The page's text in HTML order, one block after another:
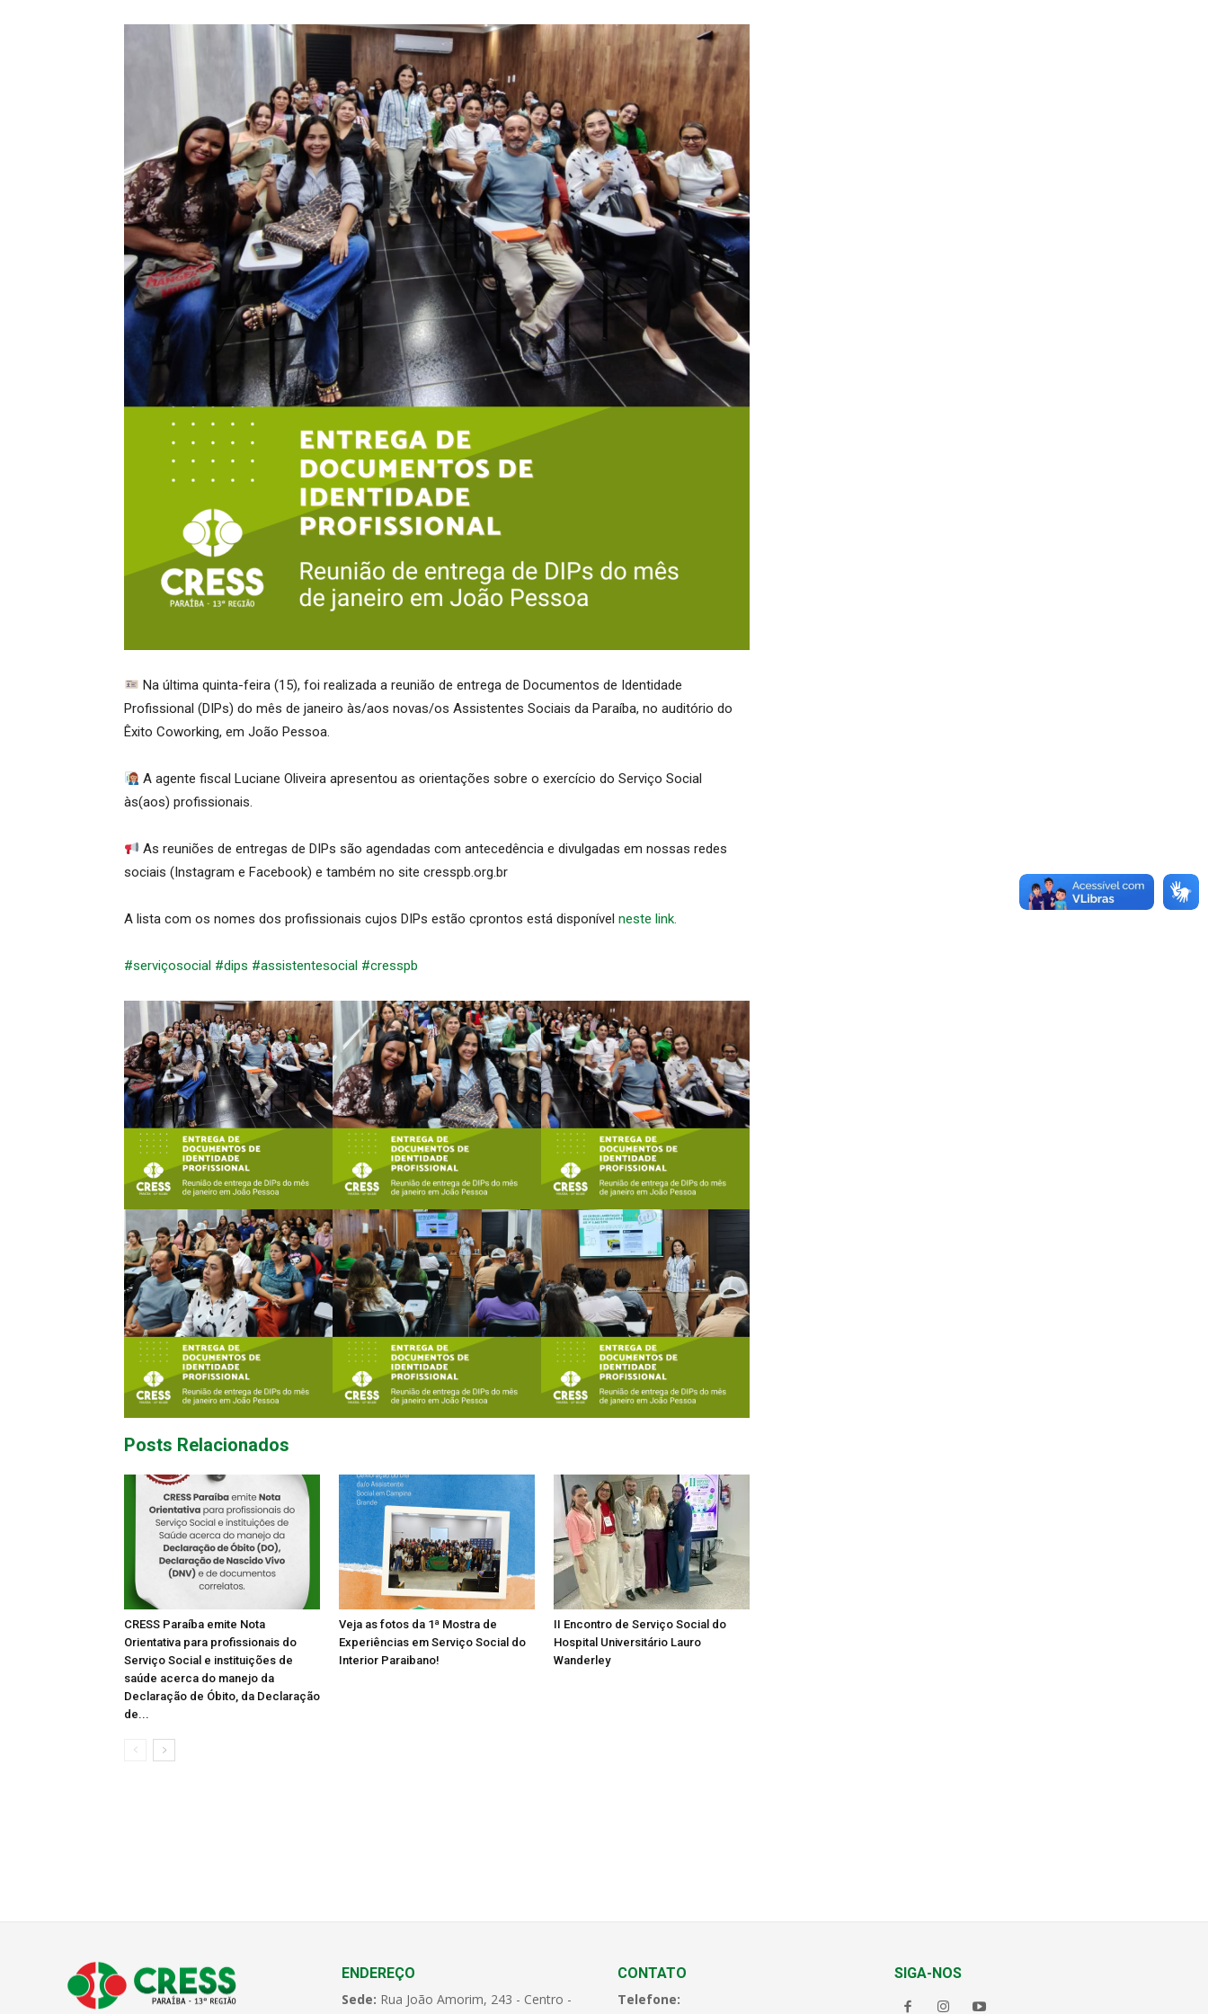
Na última quinta-feira (15), foi realizada a reunião de entrega de Documentos de Identidade
Profissional (DIPs) do mês de janeiro às/aos novas/os Assistentes Sociais da Paraíba, no auditório do
Êxito Coworking, em João Pessoa.
A agente fiscal Luciane Oliveira apresentou as orientações sobre o exercício do Serviço Social
às(aos) profissionais.
As reuniões de entregas de DIPs são agendadas com antecedência e divulgadas em nossas redes
sociais (Instagram e Facebook) e também no site cresspb.org.br
A lista com os nomes dos profissionais cujos DIPs estão cprontos está disponível neste link.
#serviçosocial #dips #assistentesocial #cresspb
Posts Relacionados
CRESS Paraíba emite Nota
Orientativa para profissionais do
Serviço Social e instituições de
saúde acerca do manejo da
Declaração de Óbito, da Declaração
de...
Veja as fotos da 1ª Mostra de
Experiências em Serviço Social do
Interior Paraibano!
II Encontro de Serviço Social do
Hospital Universitário Lauro
Wanderley
ENDEREÇO
Sede: Rua João Amorim, 243 - Centro -
CONTATO
Telefone:
SIGA-NOS